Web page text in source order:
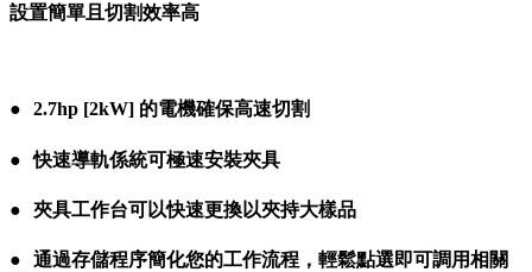
設置簡單且切割效率高
● 2.7hp [2kW] 的電機確保高速切割
● ●快速導軌係統可極速安裝夾具
● 夾具工作台可以快速更換以夾持大樣品
●
通過存儲程序簡化您的工作流程，輕鬆點選即可調用相關